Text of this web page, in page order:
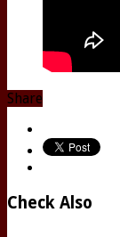
Share
Check Also